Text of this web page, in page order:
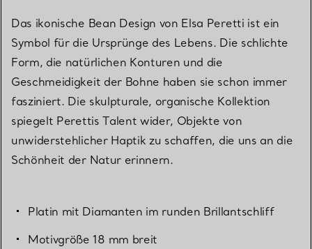
Das ikonische Bean Design von Elsa Peretti ist ein
Symbol für die Ursprünge des Lebens. Die schlichte
Form, die natürlichen Konturen und die
Geschmeidigkeit der Bohne haben sie schon immer
fasziniert. Die skulpturale, organische Kollektion
spiegelt Perettis Talent wider, Objekte von
unwiderstehlicher Haptik zu schaffen, die uns an die
Schönheit der Natur erinnern.
Platin mit Diamanten im runden Brillantschliff
Motivgröße 18 mm breit